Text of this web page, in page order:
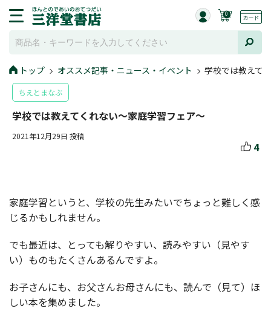
0
トップ オススメ記事・ニュース・イベント 学校では教えて
ちえとまなぶ
学校では教えてくれない～家庭学習フェア～
2021年12月29日 投稿
4
家庭学習というと、学校の先生みたいでちょっと難しく感
じるかもしれません。
でも最近は、とっても解りやすい、読みやすい（見やす
い）ものもたくさんあるんですよ。
お子さんにも、お父さんお母さんにも、読んで（見て）ほ
しい本を集めました。